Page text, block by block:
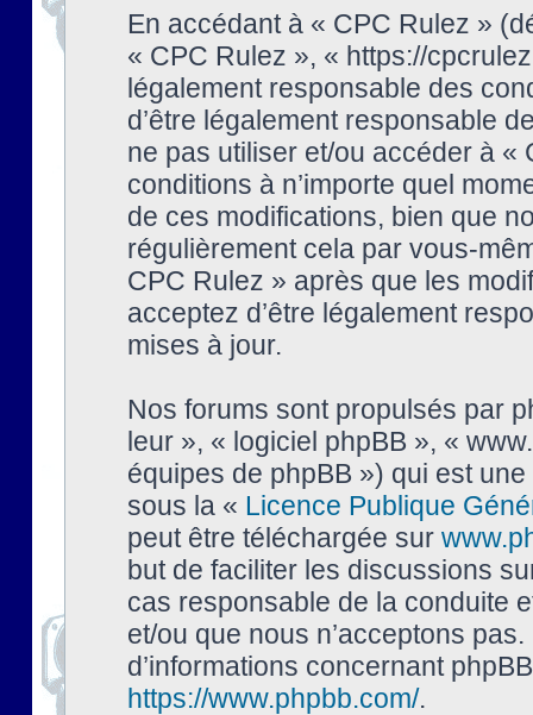
En accédant à « CPC Rulez »
« CPC Rulez », « https://
légalement responsable des
d’être légalement responsable
ne pas utiliser et/ou accéder à
conditions à n’importe quel
de ces modifications, bien que
régulièrement cela par vous-
CPC Rulez » après que les
acceptez d’être légalement
mises à jour.
Nos forums sont propulsés par
leur », « logiciel phpBB », «
équipes de phpBB ») qui est
sous la « Licence Publique
peut être téléchargée sur
but de faciliter les discussions
cas responsable de la conduite
et/ou que nous n’acceptons
d’informations concernant
https://www.phpbb.com/.